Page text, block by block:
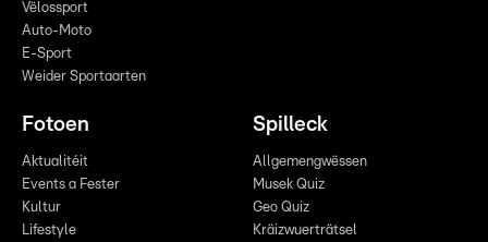
Vëlossport
Auto-Moto
E-Sport
Weider Sportaarten
Fotoen
Aktualitéit
Events a Fester
Kultur
Lifestyle
Spilleck
Allgemengwëssen
Musek Quiz
Geo Quiz
Kräizwuerträtsel